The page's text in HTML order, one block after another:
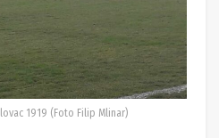
1919 (Foto Filip Mlinar)